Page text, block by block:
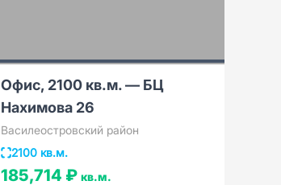
Офис, 2100 кв.м. — БЦ
Нахимова 26
Василеостровский район
2100 кв.м.
185,714 ₽ кв.м.